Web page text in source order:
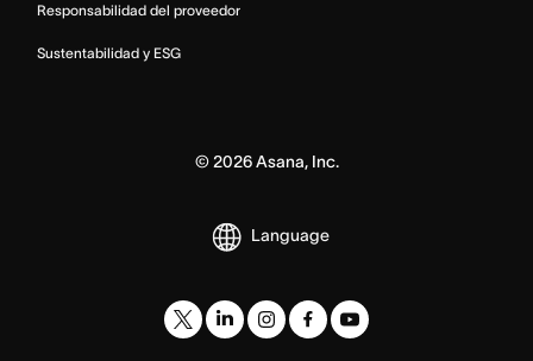
Responsabilidad del proveedor
Sustentabilidad y ESG
© 2026Asana, Inc.
Language